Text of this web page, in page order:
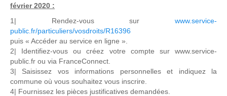
février 2020 :
1| Rendez-vous sur www.service-
public.fr/particuliers/vosdroits/R16396
puis « Accéder au service en ligne ».
2| Identifiez-vous ou créez votre compte sur www.service-
public.fr ou via FranceConnect.
3| Saisissez vos informations personnelles et indiquez la
commune où vous souhaitez vous inscrire.
4| Fournissez les pièces justificatives demandées.